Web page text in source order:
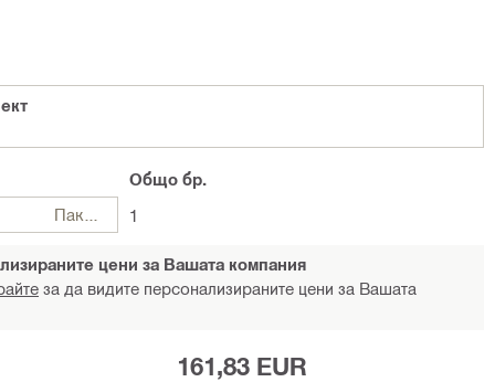
Общо бр.
1
цени за Вашата компания
за да видите персонализираните цени за Вашата
161,83 EUR